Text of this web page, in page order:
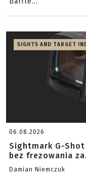
SIGHTS AND TARGET
06.08.2026
Sightmark G-
bez frezowania
Damian Niemczuk